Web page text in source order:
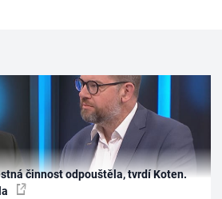
činnost odpouštěla, tvrdí Koten.